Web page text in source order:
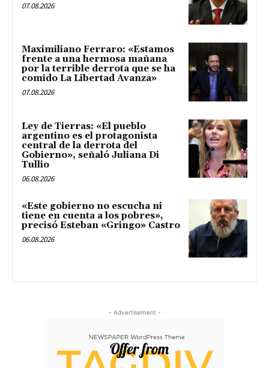
07.08.2026
Maximiliano Ferraro: «Estamos
frente a una hermosa mañana
por la terrible derrota que se ha
comido La Libertad Avanza»
07.08.2026
Ley de Tierras: «El pueblo
argentino es el protagonista
central de la derrota del
Gobierno», señaló Juliana Di
Tullio
06.08.2026
«Este gobierno no escucha ni
tiene en cuenta a los pobres»,
precisó Esteban «Gringo» Castro
06.08.2026
- Advertisement -